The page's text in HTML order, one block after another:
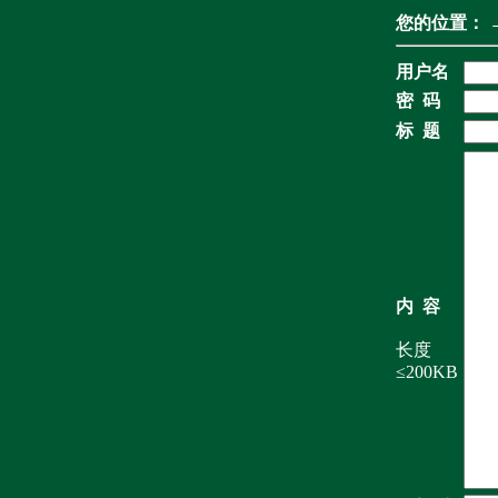
您的位置：
用户名
密 码
标 题
内 容
长度
≤200KB